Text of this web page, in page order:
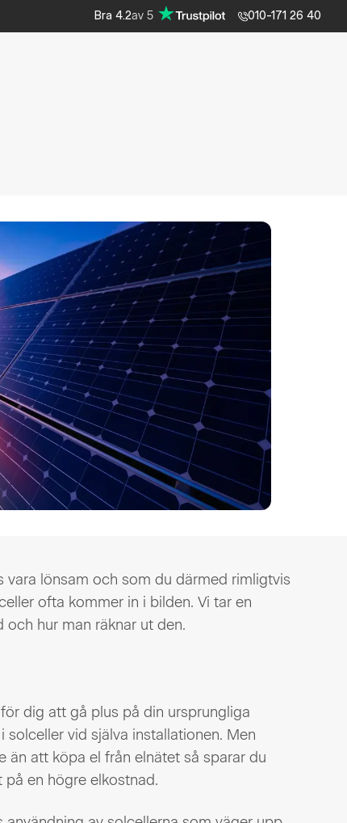
Bra 4.2av 5 010-171 26 40
vara lönsam och som du därmed rimligtvis
ofta kommer in i bilden. Vi tar en
hur man räknar ut den.
dig att gå plus på din ursprungliga
solceller vid själva installationen. Men
att köpa el från elnätet så sparar du
en högre elkostnad.